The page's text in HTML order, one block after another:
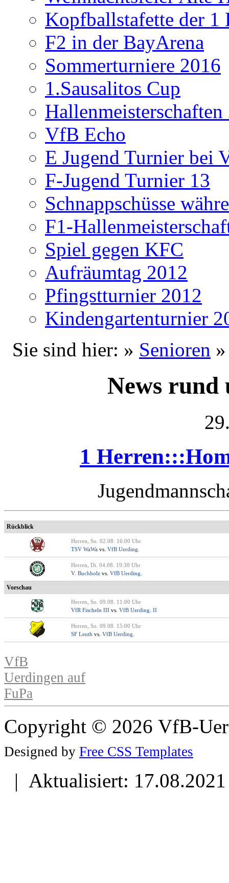
Kopfballstafette der 1
F2 in der BayArena
Sommerturniere 2016
1.Sausalitos Cup
Hallenmeisterschaften
VfB Echo
E Jugend Turnier bei
F-Jugend Turnier 13
Schnappschüsse
F1-
Spiel gegen KFC
Aufräumtag 2012
Pfingstturnier 2012
Kindengartenturnier
Sie sind hier: » Senioren
News rund
1
Rückblick
Herren, So. 02.08. 16:00 Uhr
TSV WaWa vs. VfB Uerding.
Herren, Di. 04.08. 19:30 Uhr
V. Buchholz vs. VfB Uerding.
Vorschau
Herren, So. 09.08. 11:00 Uhr
VfR Fischeln III vs. VfB Uerding. II
Herren, So. 09.08. 15:00 Uhr
SF Leuth vs. VfB Uerding.
VfB
Uerdingen auf
FuPa
Copyright © 2026 VfB-
Designed by Free CSS Templates
| Aktualisiert: 17.08.2021